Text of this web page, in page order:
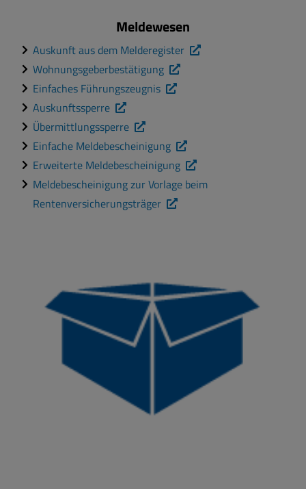
Meldewesen
Auskunft aus dem Melderegister
Wohnungsgeberbestätigung
Einfaches Führungszeugnis
Auskunftssperre
Übermittlungssperre
Einfache Meldebescheinigung
Erweiterte Meldebescheinigung
Meldebescheinigung zur Vorlage beim
Rentenversicherungsträger